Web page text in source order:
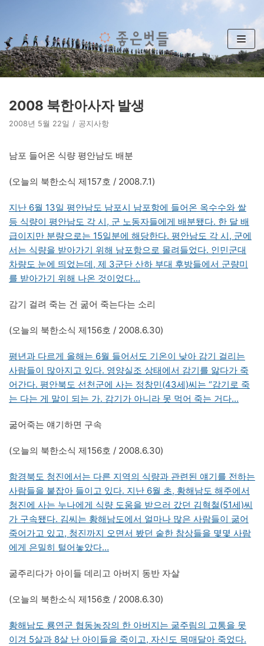
츠
로
건
뛰
기
2008 북한아사자 발생
2008년 5월 22일 공지사항
남포 들어온 식량 평안남도 배분
(오늘의 북한소식 제157호 / 2008.7.1)
지난 6월 13일 평안남도 남포시 남포항에 들어온 옥수수와 쌀
등 식량이 평안남도 각 시, 군 노동자들에게 배분됐다. 한 달 배
급이지만 분량으로는 15일분에 해당한다. 평안남도 각 시, 군에
서는 식량을 받아가기 위해 남포항으로 몰려들었다. 인민군대
차량도 눈에 띄었는데, 제 3군단 산하 부대 후방들에서 군량미
를 받아가기 위해 나온 것이었다…
감기 걸려 죽는 건 굶어 죽는다는 소리
(오늘의 북한소식 제156호 / 2008.6.30)
평년과 다르게 올해는 6월 들어서도 기온이 낮아 감기 걸리는
사람들이 많아지고 있다. 영양실조 상태에서 감기를 앓다가 죽
어간다. 평안북도 선천군에 사는 정창민(43세)씨는 “감기로 죽
는 다는 게 말이 되는 가. 감기가 아니라 못 먹어 죽는 거다…
굶어죽는 얘기하면 구속
(오늘의 북한소식 제156호 / 2008.6.30)
함경북도 청진에서는 다른 지역의 식량과 관련된 얘기를 전하는
사람들을 붙잡아 들이고 있다. 지난 6월 초, 황해남도 해주에서
청진에 사는 누나에게 식량 도움을 받으러 갔던 김혁철(51세)씨
가 구속됐다. 김씨는 황해남도에서 얼마나 많은 사람들이 굶어
죽어가고 있고, 청진까지 오면서 봤던 숱한 참상들을 몇몇 사람
에게 은밀히 털어놓았다…
굶주리다가 아이들 데리고 아버지 동반 자살
(오늘의 북한소식 제156호 / 2008.6.30)
황해남도 룡연군 협동농장의 한 아버지는 굶주림의 고통을 못
이겨 5살과 8살 난 아이들을 죽이고, 자신도 목매달아 죽었다.